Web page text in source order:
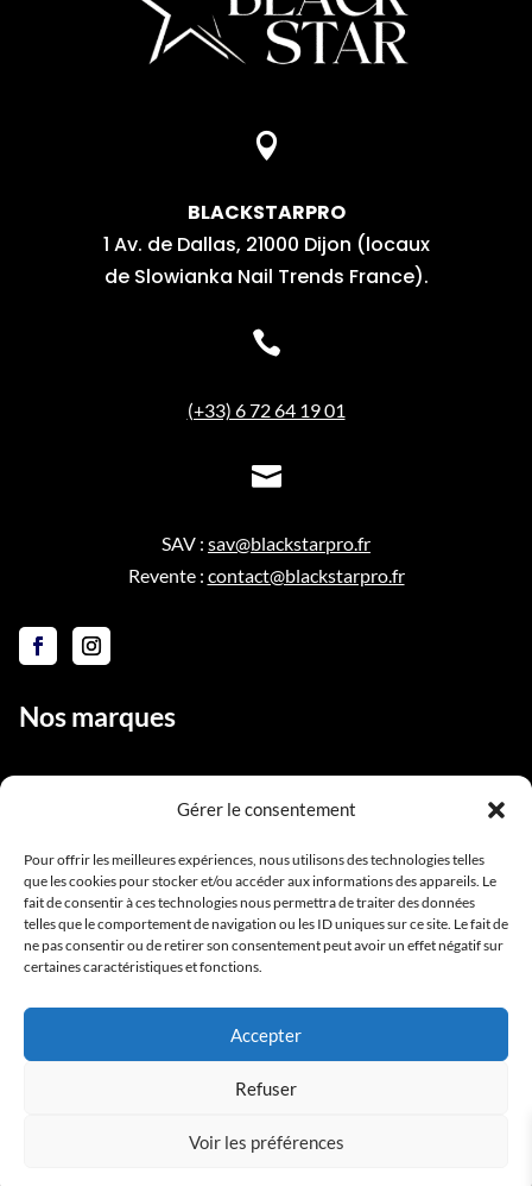
Gérer le consentement
Pour offrir les meilleures expériences, nous utilisons des technologies telles
que les cookies pour stocker et/ou accéder aux informations des appareils. Le
fait de consentir à ces technologies nous permettra de traiter des données
telles que le comportement de navigation ou les ID uniques sur ce site. Le fait de
ne pas consentir ou de retirer son consentement peut avoir un effet négatif sur
certaines caractéristiques et fonctions.
Accepter
Refuser
Voir les préférences

BLACKSTARPRO
1 Av. de Dallas, 21000 Dijon (locaux
de Slowianka Nail Trends France).

(+33) 6 72 64 19 01

SAV : sav@blackstarpro.fr
Revente : contact@blackstarpro.fr
Nos marques
Notre équipe
Contact
Conditions générales de vente
Copyright BlackStarPro © 2025